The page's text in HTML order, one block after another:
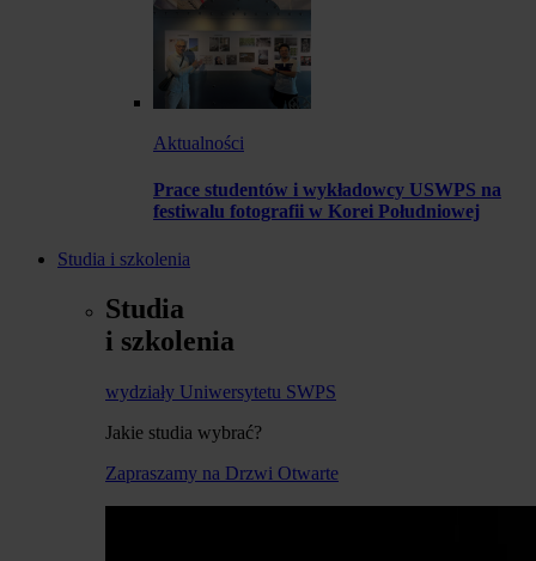
Aktualności
Prace studentów i wykładowcy USWPS na
festiwalu fotografii w Korei Południowej
Studia i szkolenia
Studia
i szkolenia
wydziały Uniwersytetu SWPS
Jakie studia wybrać?
Zapraszamy na Drzwi Otwarte